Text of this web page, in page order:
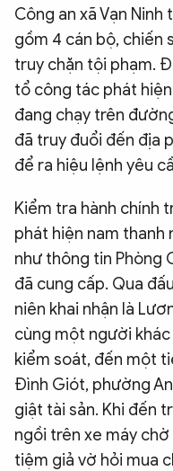
Công an xã Vạn
gồm 4 cán bộ, chiến
truy chặn tội phạm.
tổ công tác phát
đang chạy trên
đã truy đuổi đến địa
để ra hiệu lệnh yêu
Kiểm tra hành chính
phát hiện nam thanh
như thông tin Phòng
đã cung cấp. Qua
niên khai nhận là
cùng một người
kiểm soát, đến một
Đình Giót, phường
giật tài sản. Khi đến
ngồi trên xe máy
tiệm giả vờ hỏi mua